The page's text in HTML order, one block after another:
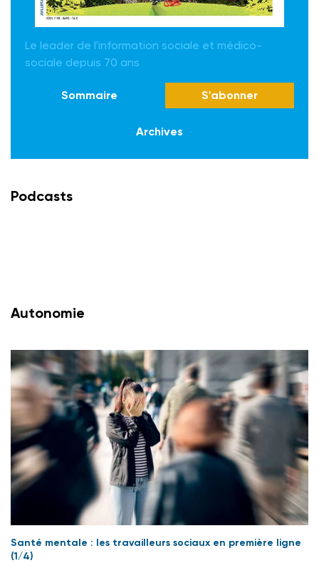
Le leader de l'information sociale et médico-
sociale depuis 70 ans
Sommaire S'abonner
Archives
Podcasts
Autonomie
Santé mentale : les travailleurs sociaux en première ligne
(1/4)